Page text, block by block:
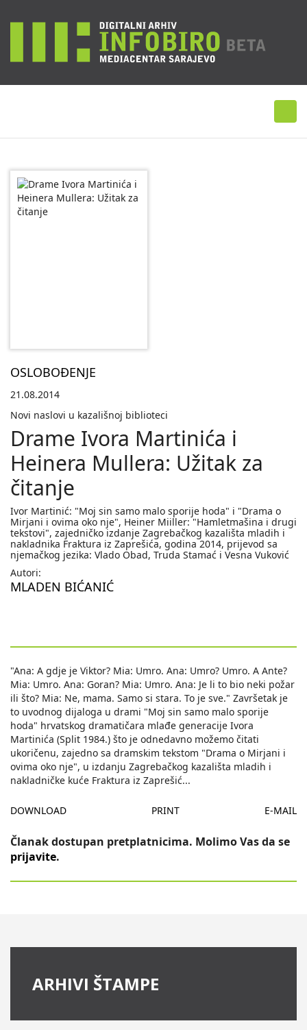
OSLOBOĐENJE
21.08.2014
Novi naslovi u kazališnoj biblioteci
Drame Ivora Martinića i
Heinera Mullera: Užitak za
čitanje
Ivor Martinić: "Moj sin samo malo sporije hoda" i "Drama o
Mirjani i ovima oko nje", Heiner Miiller: "Hamletmašina i drugi
tekstovi", zajedničko izdanje Zagrebačkog kazališta mladih i
nakladnika Fraktura iz Zaprešića, godina 2014, prijevod sa
njemačkog jezika: Vlado Obad, Truda Stamać i Vesna Vuković
Autori:
MLADEN BIĆANIĆ
"Ana: A gdje je Viktor? Mia: Umro. Ana: Umro? Umro. A Ante?
Mia: Umro. Ana: Goran? Mia: Umro. Ana: Je li to bio neki požar
ili što? Mia: Ne, mama. Samo si stara. To je sve." Završetak je
to uvodnog dijaloga u drami "Moj sin samo malo sporije
hoda" hrvatskog dramatičara mlađe generacije Ivora
Martinića (Split 1984.) što je odnedavno možemo čitati
ukoričenu, zajedno sa dramskim tekstom "Drama o Mirjani i
ovima oko nje", u izdanju Zagrebačkog kazališta mladih i
nakladničke kuće Fraktura iz Zaprešić...
DOWNLOAD PRINT E-MAIL
Članak dostupan pretplatnicima. Molimo Vas da se
prijavite.
ARHIVI ŠTAMPE